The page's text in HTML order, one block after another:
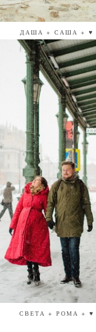
ДАША + САША + ♥
СВЕТА + РОМА + ♥